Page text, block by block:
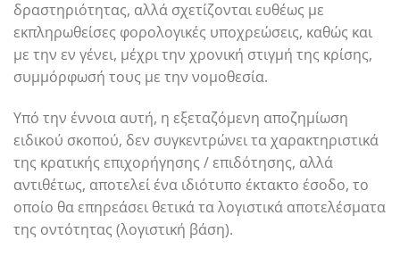
δραστηριότητας, αλλά σχετίζονται ευθέως με
εκπληρωθείσες φορολογικές υποχρεώσεις, καθώς και
με την εν γένει, μέχρι την χρονική στιγμή της κρίσης,
συμμόρφωσή τους με την νομοθεσία.
Υπό την έννοια αυτή, η εξεταζόμενη αποζημίωση
ειδικού σκοπού, δεν συγκεντρώνει τα χαρακτηριστικά
της κρατικής επιχορήγησης / επιδότησης, αλλά
αντιθέτως, αποτελεί ένα ιδιότυπο έκτακτο έσοδο, το
οποίο θα επηρεάσει θετικά τα λογιστικά αποτελέσματα
της οντότητας (λογιστική βάση).